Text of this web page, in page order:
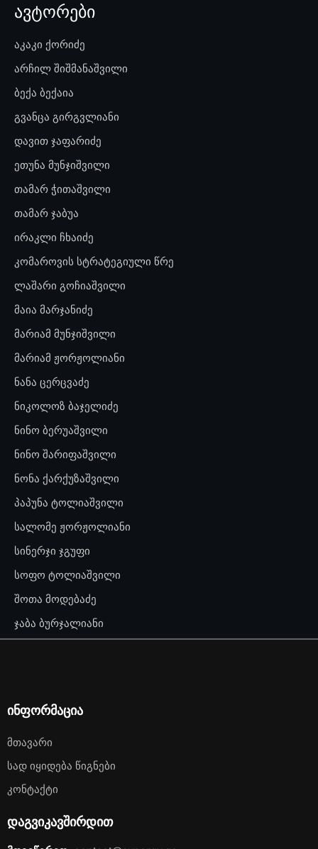
ავტორები
აკაკი ქორიძე
არჩილ შიშმანაშვილი
ბექა ბექაია
გვანცა გირგვლიანი
დავით ჯაფარიძე
ეთუნა მუნჯიშვილი
თამარ ჭითაშვილი
თამარ ჯაბუა
ირაკლი ჩხაიძე
კომაროვის სტრატეგიული წრე
ლაშარი გოჩიაშვილი
მაია მარჯანიძე
მარიამ მუნჯიშვილი
მარიამ ჟორჟოლიანი
ნანა ცერცვაძე
ნიკოლოზ ბაჯელიძე
ნინო ბერუაშვილი
ნინო შარიფაშვილი
ნონა ქარქუზაშვილი
პაპუნა ტოლიაშვილი
სალომე ჟორჟოლიანი
სინერჯი ჯგუფი
სოფო ტოლიაშვილი
შოთა მოდებაძე
ჯაბა ბურჯალიანი
ინფორმაცია
Მთავარი
Სად Იყიდება Წიგნები
Კონტაქტი
დაგვიკავშირდით